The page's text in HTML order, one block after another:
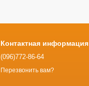
Контактная информация
(096)772-86-64
Перезвонить вам?